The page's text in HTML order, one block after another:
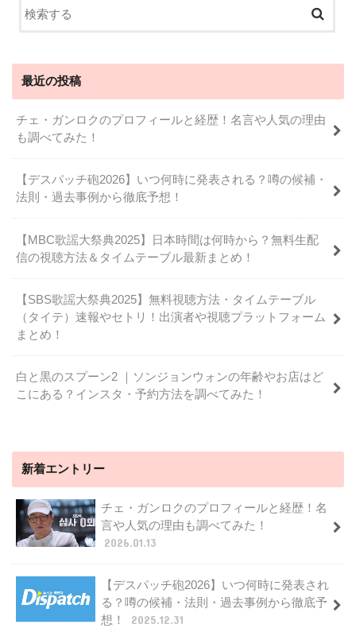
最近の投稿
チェ・ガンロクのプロフィールと経歴！名言や人気の理由
も調べてみた！
【デスパッチ砲2026】いつ何時に発表される？噂の候補・
法則・過去事例から徹底予想！
【MBC歌謡大祭典2025】日本時間は何時から？無料生配
信の視聴方法＆タイムテーブル最新まとめ！
【SBS歌謡大祭典2025】無料視聴方法・タイムテーブル
（タイテ）速報やセトリ！出演者や視聴プラットフォーム
まとめ！
白と黒のスプーン2 ｜ソンジョンウォンの年齢やお店はど
こにある？インスタ・予約方法を調べてみた！
新着エントリー
チェ・ガンロクのプロフィールと経歴！名
言や人気の理由も調べてみた！
2026.01.13
【デスパッチ砲2026】いつ何時に発表され
る？噂の候補・法則・過去事例から徹底予
想！
2025.12.31